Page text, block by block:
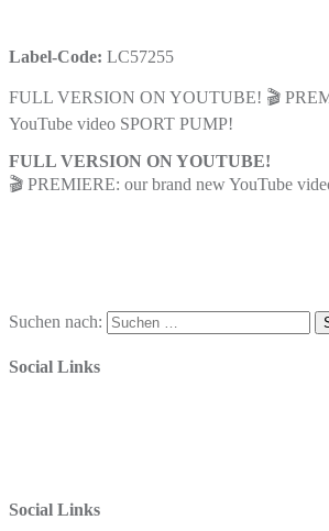
Label-Code: LC57255
FULL VERSION ON YOUTUBE! 🎬
YouTube video SPORT PUMP!
FULL VERSION ON YOUTUBE!
🎬 PREMIERE: our brand new YouTube
Suchen nach:
Social Links
Social Links